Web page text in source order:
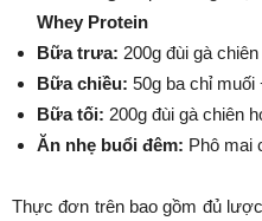
Whey Protein
Bữa trưa: 200g đùi gà
Bữa chiều: 50g ba chỉ muối
Bữa tối: 200g đùi gà chiên
Ăn nhẹ buổi đêm: Phô mai
Thực đơn trên bao gồm đủ